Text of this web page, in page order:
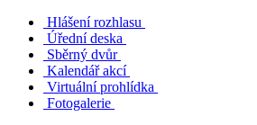
Hlášení rozhlasu
Úřední deska
Sběrný dvůr
Kalendář akcí
Virtuální prohlídka
Fotogalerie